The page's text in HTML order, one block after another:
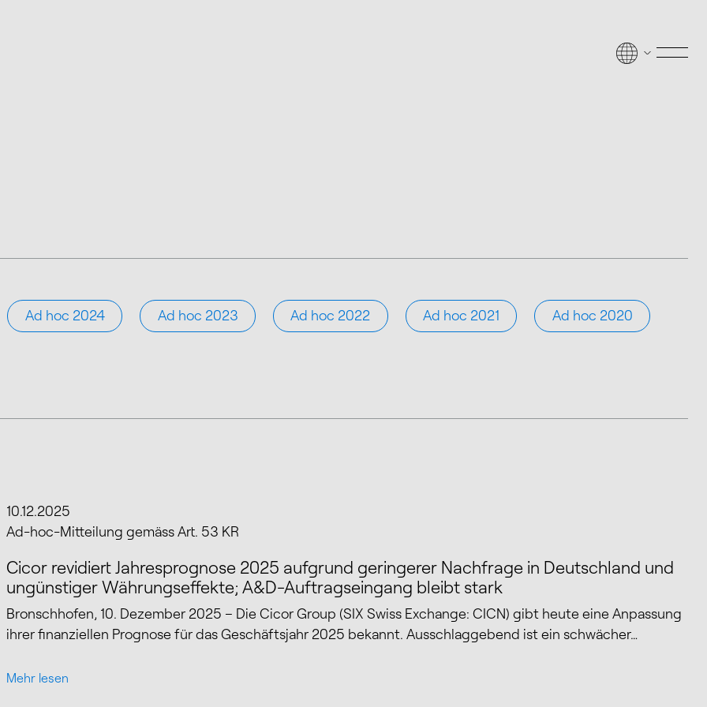
Menu
Ad hoc 2024 Ad hoc 2023 Ad hoc 2022 Ad hoc 2021 Ad hoc 2020
Cicor revidiert Jahresprognose 2025 aufgrund geringerer Nachfrage in Deutschland und
ungünstiger Währungseffekte; A&D-Auftragseingang bleibt stark
Ad-hoc-Mitteilung gemäss Art. 53 KR
10.12.2025
Bronschhofen, 10. Dezember 2025 – Die Cicor Group (SIX Swiss Exchange: CICN) gibt heute eine Anpassung
ihrer finanziellen Prognose für das Geschäftsjahr 2025 bekannt. Ausschlaggebend ist ein schwächer…
Mehr lesen
Mehr lesen